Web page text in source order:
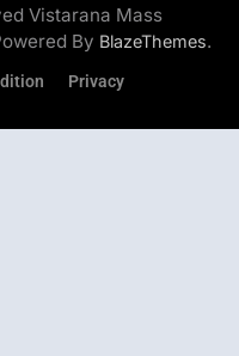
Vistarana Mass
By BlazeThemes.
Privacy